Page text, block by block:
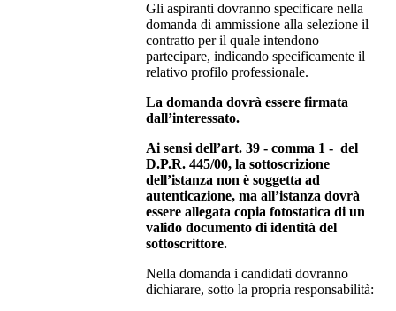
Gli aspiranti dovranno specificare nella
domanda di ammissione alla selezione il
contratto per il quale intendono
partecipare, indicando specificamente il
relativo profilo professionale.
La domanda dovrà essere firmata
dall’interessato.
Ai sensi dell’art. 39 - comma 1 - del
D.P.R. 445/00, la sottoscrizione
dell’istanza non è soggetta ad
autenticazione, ma all’istanza dovrà
essere allegata copia fotostatica di un
valido documento di identità del
sottoscrittore.
Nella domanda i candidati dovranno
dichiarare, sotto la propria responsabilità: